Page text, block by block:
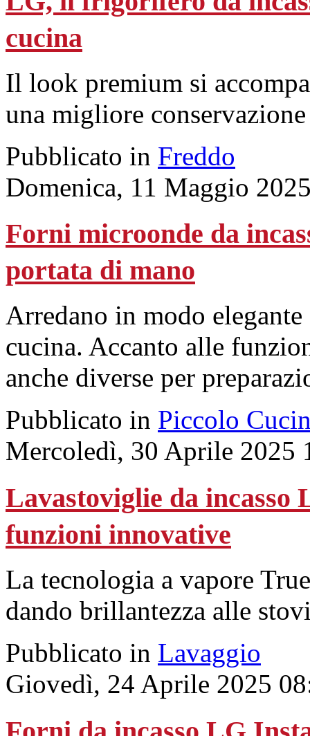
cucina
Il look premium si
una migliore
Pubblicato in Freddo
Domenica, 11 Maggio
Forni microonde da
portata di mano
Arredano in modo
cucina. Accanto alle
anche diverse per
Pubblicato in Piccolo
Mercoledì, 30 Aprile 2025
Lavastoviglie da incasso
funzioni innovative
La tecnologia a vapore
dando brillantezza alle
Pubblicato in Lavaggio
Giovedì, 24 Aprile 2025